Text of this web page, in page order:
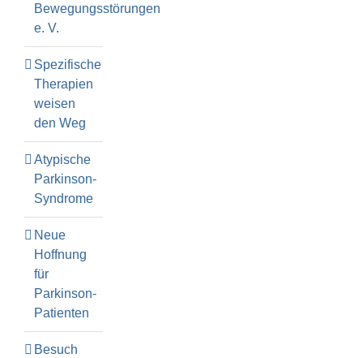
Bewegungsstörungen
e. V.
Spezifische
Therapien
weisen
den Weg
Atypische
Parkinson-
Syndrome
Neue
Hoffnung
für
Parkinson-
Patienten
Besuch